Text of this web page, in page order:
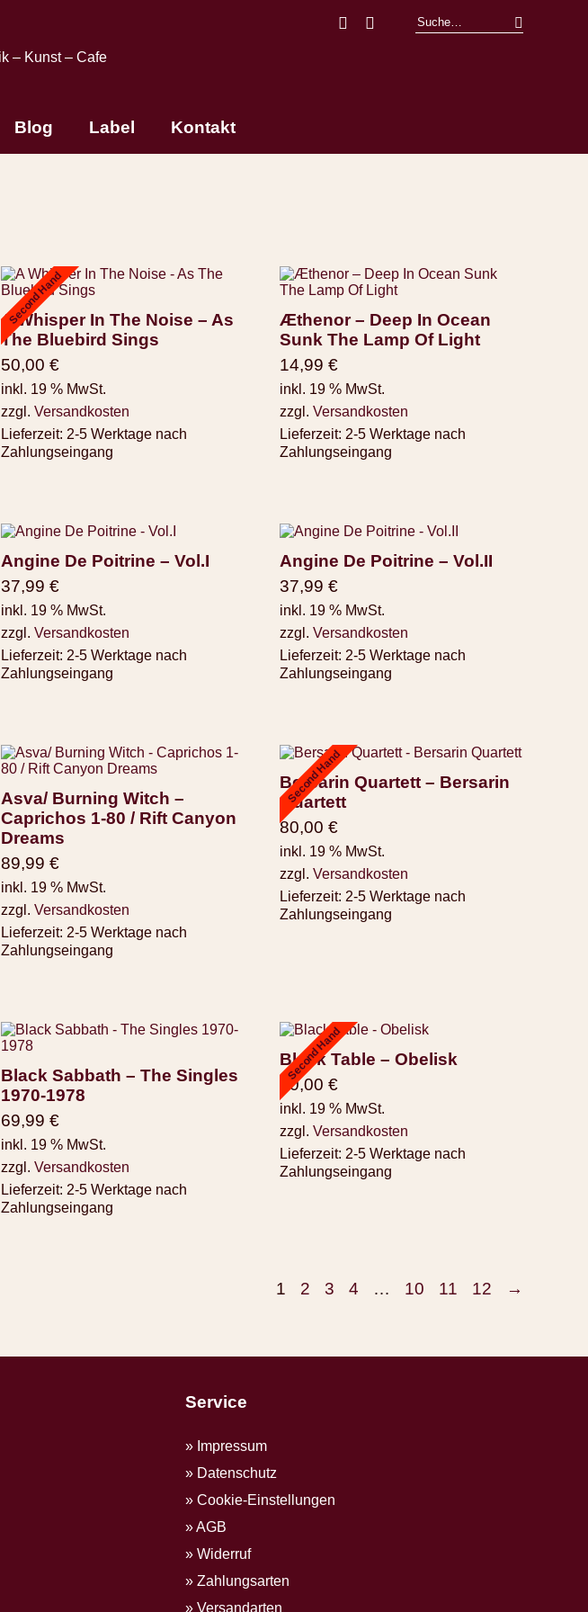
Blog Label Kontakt
Second Hand
A Whisper In The Noise – As
The Bluebird Sings
50,00€
inkl. 19 % MwSt.
zzgl.Versandkosten
Lieferzeit: 2-5 Werktage nach
Zahlungseingang
Æthenor ‎– Deep In Ocean
Sunk The Lamp Of Light
14,99 €
inkl. 19 % MwSt.
zzgl. Versandkosten
Lieferzeit: 2-5 Werktage nach
Zahlungseingang
Angine De Poitrine – Vol.I
37,99€
inkl. 19 % MwSt.
zzgl.Versandkosten
Lieferzeit: 2-5 Werktage nach
Zahlungseingang
Angine De Poitrine – Vol.II
37,99 €
inkl. 19 % MwSt.
zzgl. Versandkosten
Lieferzeit: 2-5 Werktage nach
Zahlungseingang
Asva/ Burning Witch –
Caprichos 1-80 / Rift Canyon
Dreams
89,99€
inkl. 19 % MwSt.
zzgl.Versandkosten
Lieferzeit: 2-5 Werktage nach
Zahlungseingang
Second Hand
Bersarin Quartett – Bersarin
Quartett
80,00 €
inkl. 19 % MwSt.
zzgl. Versandkosten
Lieferzeit: 2-5 Werktage nach
Zahlungseingang
Black Sabbath – The Singles
1970-1978
69,99€
inkl. 19 % MwSt.
zzgl.Versandkosten
Lieferzeit: 2-5 Werktage nach
Zahlungseingang
Second Hand
Black Table – Obelisk
40,00 €
inkl. 19 % MwSt.
zzgl. Versandkosten
Lieferzeit: 2-5 Werktage nach
Zahlungseingang
1 2 3 4 … 10 11 12 →
Service
Impressum
Datenschutz
Cookie-Einstellungen
AGB
Widerruf
Zahlungsarten
Versandarten